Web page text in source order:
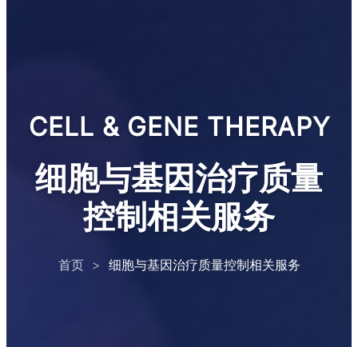
CELL & GENE THERAPY
细胞与基因治疗质量
控制相关服务
首页 > 细胞与基因治疗质量控制相关服务